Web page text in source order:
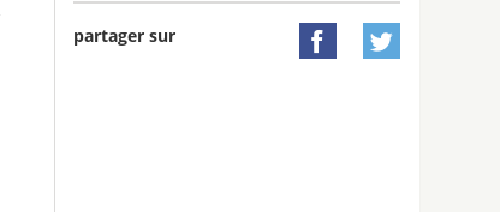
partager sur  